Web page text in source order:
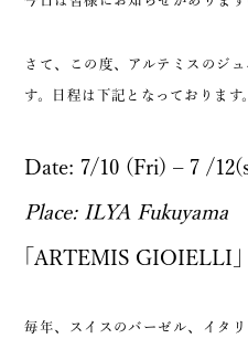
さて、この度、アルテミスのジ
す。日程は下記となっております。
Date: 7/10 (Fri) – 7 /
Place: ILYA Fukuyama
｢ARTEMIS GIOIELLI｣
毎年、スイスのバーゼル、イタ